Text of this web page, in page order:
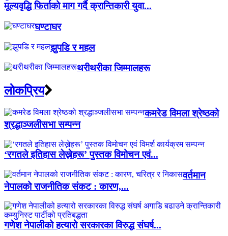
मूल्यवृद्धि फिर्ताको माग गर्दै क्रान्तिकारी युवा...
घण्टाघर
झुपडि र महल
थरीथरीका जिम्मालहरू
लाेकप्रिय
कमरेड विमला श्रेष्ठको
श्रद्धाञ्जलीसभा सम्पन्न
‘रगतले इतिहास लेख्नेहरू’ पुस्तक विमोचन एवं...
वर्तमान
नेपालको राजनीतिक संकट : कारण,...
गणेश नेपालीको हत्यारो सरकारका विरुद्ध संघर्ष...